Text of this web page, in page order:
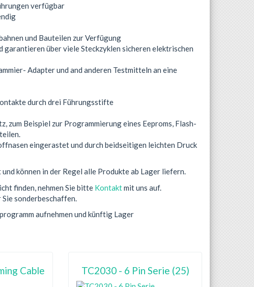
verfügbar
und Bauteilen zur Verfügung
über viele Steckzyklen sicheren elektrischen
Adapter und and anderen Testmitteln an eine
durch drei Führungsstifte
zum Beispiel zur Programmierung eines Eeproms, Flash-
eingerastet und durch beidseitigen leichten Druck
können in der Regel alle Produkte ab Lager liefern.
finden, nehmen Sie bitte Kontaktmit uns auf.
sonderbeschaffen.
aufnehmen und künftig Lager
Cable
TC2030 - 6 Pin Serie (25)